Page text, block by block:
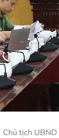
Chủ tịch